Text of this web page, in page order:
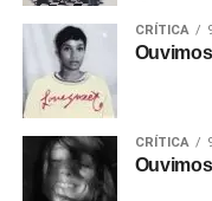
CRÍTICA
CRÍTICA